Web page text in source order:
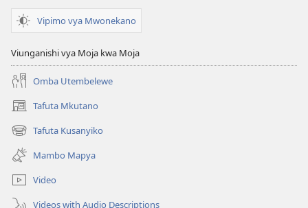
Vipimo vya Mwonekano
Viunganishi vya Moja kwa Moja
Omba Utembelewe
Tafuta Mkutano
(opens
new
window)
Tafuta Kusanyiko
(opens
new
window)
Mambo Mapya
Video
Videos with Audio Descriptions